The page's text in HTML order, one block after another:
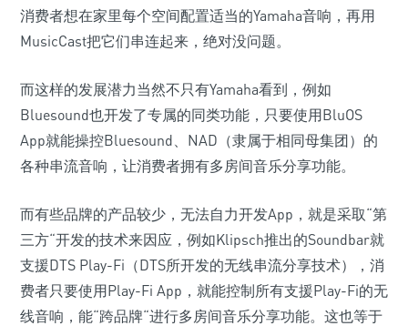
消费者想在家里每个空间配置适当的Yamaha音响，再用
MusicCast把它们串连起来，绝对没问题。
而这样的发展潜力当然不只有Yamaha看到，例如
Bluesound也开发了专属的同类功能，只要使用BluOS
App就能操控Bluesound、NAD（隶属于相同母集团）的
各种串流音响，让消费者拥有多房间音乐分享功能。
而有些品牌的产品较少，无法自力开发App，就是采取“第
三方“开发的技术来因应，例如Klipsch推出的Soundbar就
支援DTS Play-Fi（DTS所开发的无线串流分享技术），消
费者只要使用Play-Fi App，就能控制所有支援Play-Fi的无
线音响，能“跨品牌“进行多房间音乐分享功能。这也等于